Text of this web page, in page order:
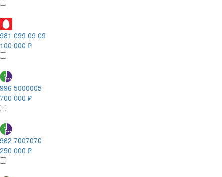
981 099 09 09
100 000 ₽
996 5000005
700 000 ₽
962 7007070
250 000 ₽